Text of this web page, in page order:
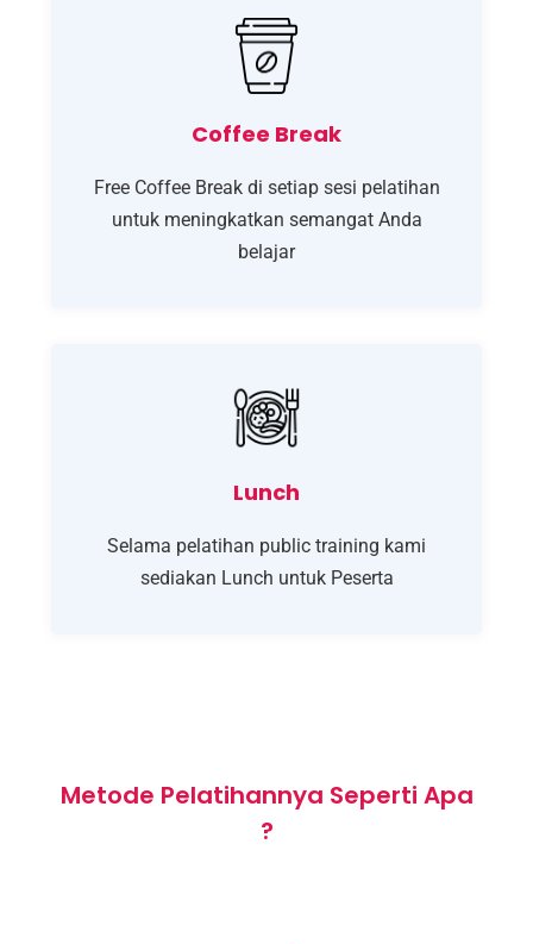
Coffee Break
Free Coffee Break di setiap sesi pelatihan
untuk meningkatkan semangat Anda
belajar
Lunch
Selama pelatihan public training kami
sediakan Lunch untuk Peserta
Metode Pelatihannya Seperti Apa
?